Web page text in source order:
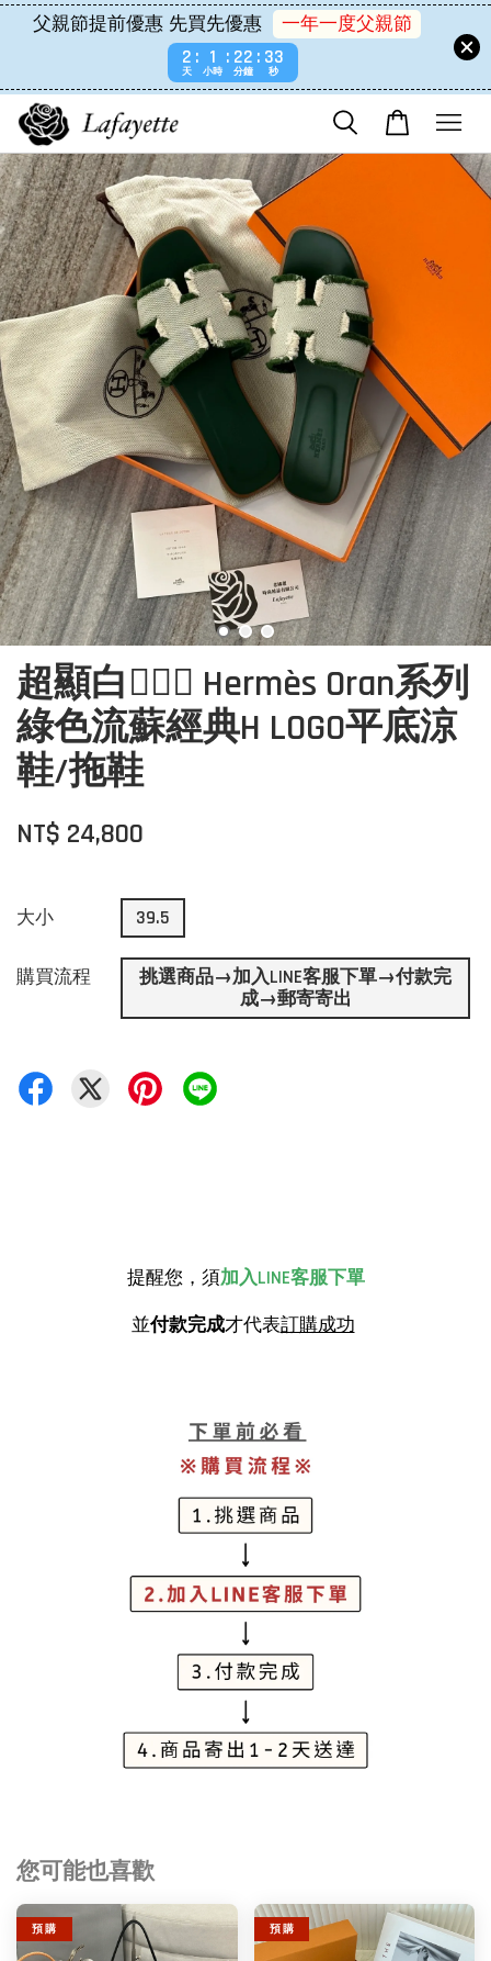
父親節提前優惠 先買先優惠
一年一度父親節
2
天
1
小時
22
分鐘
33
秒
超顯白🙋🏼‍♀️ Hermès Oran系列
綠色流蘇經典H LOGO平底涼
鞋/拖鞋
NT$ 24,800
大小 39.5
購買流程
挑選商品→加入LINE客服下單→付款完
成→郵寄寄出
提醒您，須加入LINE客服下單
並付款完成才代表訂購成功
您可能也喜歡
預 購 預 購